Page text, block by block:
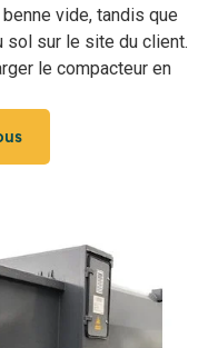
vide, tandis que
sol sur le site du client.
le compacteur en